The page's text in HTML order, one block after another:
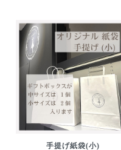
手提げ紙袋(小)